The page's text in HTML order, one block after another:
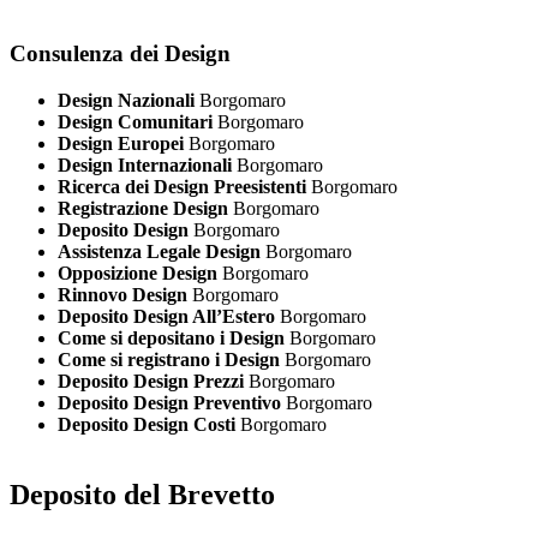
Consulenza dei Design
Design Nazionali Borgomaro
Design Comunitari Borgomaro
Design Europei Borgomaro
Design Internazionali Borgomaro
Ricerca dei Design Preesistenti Borgomaro
Registrazione Design Borgomaro
Deposito Design Borgomaro
Assistenza Legale Design Borgomaro
Opposizione Design Borgomaro
Rinnovo Design Borgomaro
Deposito Design All’Estero Borgomaro
Come si depositano i Design Borgomaro
Come si registrano i Design Borgomaro
Deposito Design Prezzi Borgomaro
Deposito Design Preventivo Borgomaro
Deposito Design Costi Borgomaro
Deposito del Brevetto